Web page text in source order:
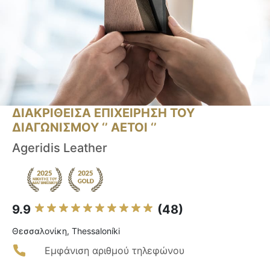
ΔΙΑΚΡΙΘΕΙΣΑ ΕΠΙΧΕΙΡΗΣΗ ΤΟΥ
ΔΙΑΓΩΝΙΣΜΟΥ ‘’ ΑΕΤΟΙ ‘’
Ageridis Leather
9.9 (48)
Θεσσαλονίκη, Thessaloníki
Εμφάνιση αριθμού τηλεφώνου